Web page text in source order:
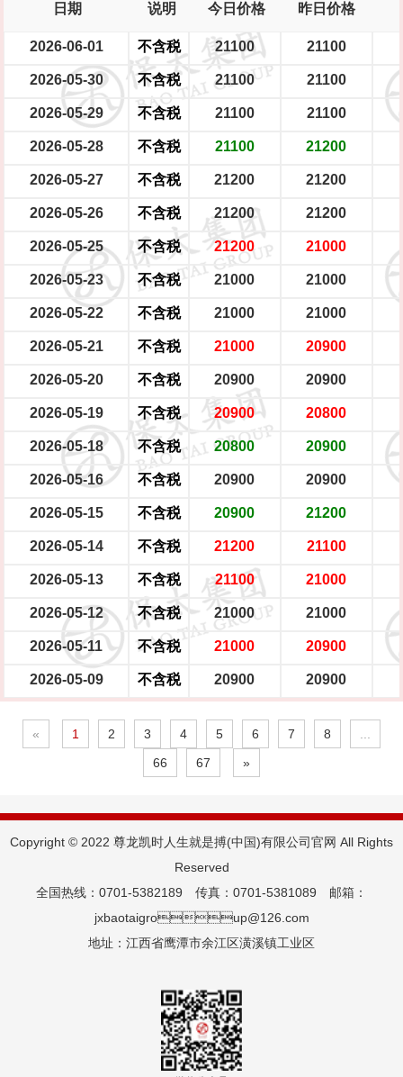
日期 说明 今日价格 昨日价格
2026-06-01 不含税 21100 21100
2026-05-30 不含税 21100 21100
2026-05-29 不含税 21100 21100
2026-05-28 不含税 21100 21200
2026-05-27 不含税 21200 21200
2026-05-26 不含税 21200 21200
2026-05-25 不含税 21200 21000
2026-05-23 不含税 21000 21000
2026-05-22 不含税 21000 21000
2026-05-21 不含税 21000 20900
2026-05-20 不含税 20900 20900
2026-05-19 不含税 20900 20800
2026-05-18 不含税 20800 20900
2026-05-16 不含税 20900 20900
2026-05-15 不含税 20900 21200
2026-05-14 不含税 21200 21100
2026-05-13 不含税 21100 21000
2026-05-12 不含税 21000 21000
2026-05-11 不含税 21000 20900
2026-05-09 不含税 20900 20900
« 1 2 3 4 5 6 7 8
66
67 »
Copyright © 2022 尊龙凯时人生就是搏(中国)有限公司官网 All Rights
Reserved
全国热线：0701-5382189 传真：0701-5381089 邮箱：
jxbaotaigroup@126.com
地址：江西省鹰潭市余江区潢溪镇工业区